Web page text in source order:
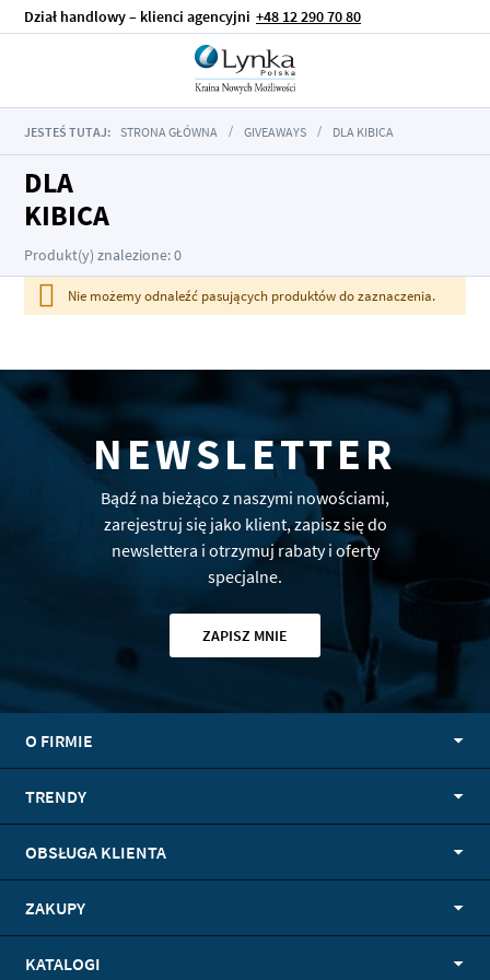
Dział handlowy – klienci agencyjni +48 12 290 70 80
JESTEŚ TUTAJ: STRONA GŁÓWNA GIVEAWAYS DLA KIBICA
DLA
KIBICA
Produkt(y) znalezione: 0
Nie możemy odnaleźć pasujących produktów do zaznaczenia.
NEWSLETTER
Bądź na bieżąco z naszymi nowościami,
zarejestruj się jako klient, zapisz się do
newslettera i otrzymuj rabaty i oferty
specjalne.
ZAPISZ MNIE
O FIRMIE
TRENDY
OBSŁUGA KLIENTA
ZAKUPY
KATALOGI